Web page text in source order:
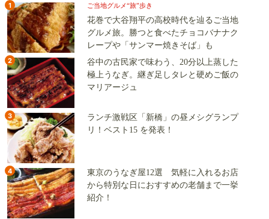
1 ご当地グルメ“旅”歩き
花巻で大谷翔平の高校時代を辿るご当地
グルメ旅。勝つと食べたチョコバナナク
レープや「サンマー焼きそば」も
2
谷中の古民家で味わう、20分以上蒸した
極上うなぎ。継ぎ足しタレと硬めご飯の
マリアージュ
3
ランチ激戦区「新橋」の昼メシグランプ
リ！ベスト15 を発表！
4
東京のうなぎ屋12選 気軽に入れるお店
から特別な日におすすめの老舗まで一挙
紹介！